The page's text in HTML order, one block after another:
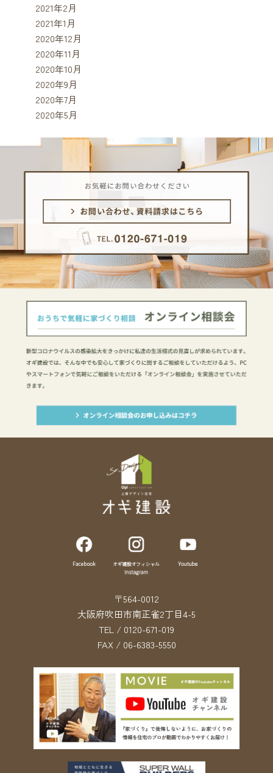
2021年2月
2021年1月
2020年12月
2020年11月
2020年10月
2020年9月
2020年7月
2020年5月
〒564-0012
大阪府吹田市南正雀2丁目4-5
TEL / 0120-671-019
FAX / 06-6383-5550